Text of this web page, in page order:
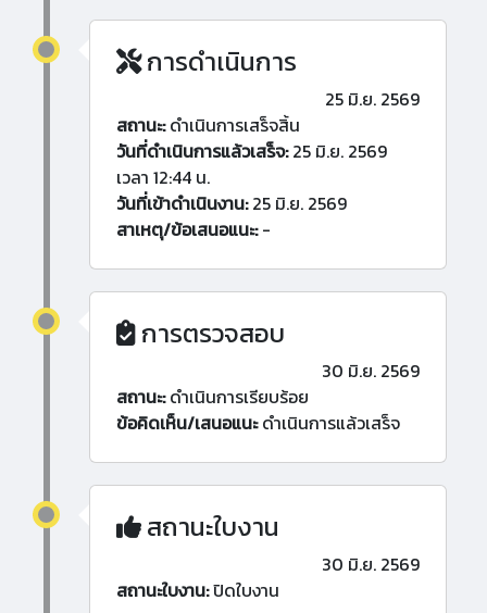
การดำเนินการ
25 มิ.ย. 2569
สถานะ:ดำเนินการเสร็จสิ้น
วันที่ดำเนินการแล้วเสร็จ:25 มิ.ย. 2569
เวลา 12:44 น.
วันที่เข้าดำเนินงาน:25 มิ.ย. 2569
สาเหตุ/ข้อเสนอแนะ:-
การตรวจสอบ
30 มิ.ย. 2569
สถานะ:ดำเนินการเรียบร้อย
ข้อคิดเห็น/เสนอแนะดำเนินการแล้วเสร็จ
สถานะใบงาน
30 มิ.ย. 2569
สถานะใบงาน:ปิดใบงาน